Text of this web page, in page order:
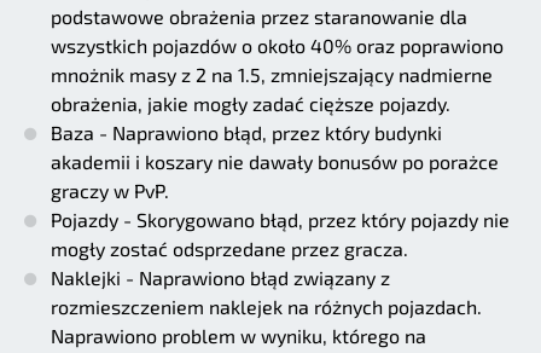
podstawowe obrażenia przez staranowanie dla
wszystkich pojazdów o około 40% oraz poprawiono
mnożnik masy z 2 na 1.5, zmniejszający nadmierne
obrażenia, jakie mogły zadać cięższe pojazdy.
Baza - Naprawiono błąd, przez który budynki
akademii i koszary nie dawały bonusów po porażce
graczy w PvP.
Pojazdy - Skorygowano błąd, przez który pojazdy nie
mogły zostać odsprzedane przez gracza.
Naklejki - Naprawiono błąd związany z
rozmieszczeniem naklejek na różnych pojazdach.
Naprawiono problem w wyniku, którego na